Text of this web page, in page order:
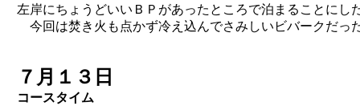
左岸にちょうどいいＢＰがあったところで泊まることにし
今回は焚き火も点かず冷え込んでさみしいビバークだっ
７月１３日
コースタイム